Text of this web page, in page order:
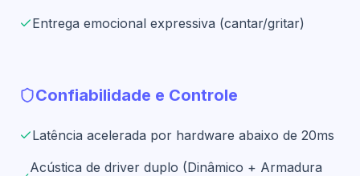
Entrega emocional expressiva (cantar/gritar)
Confiabilidade e Controle
Latência acelerada por hardware abaixo de 20ms
Acústica de driver duplo (Dinâmico + Armadura